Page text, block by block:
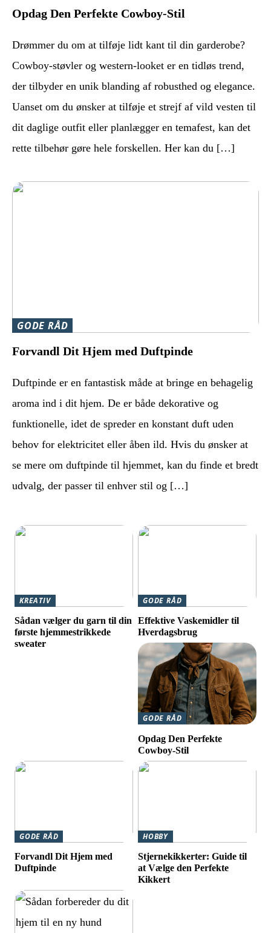
Opdag Den Perfekte Cowboy-Stil
Drømmer du om at tilføje lidt kant til din garderobe?
Cowboy-støvler og western-looket er en tidløs trend,
der tilbyder en unik blanding af robusthed og elegance.
Uanset om du ønsker at tilføje et strejf af vild vesten til
dit daglige outfit eller planlægger en temafest, kan det
rette tilbehør gøre hele forskellen. Her kan du […]
GODE RÅD
Forvandl Dit Hjem med Duftpinde
Duftpinde er en fantastisk måde at bringe en behagelig
aroma ind i dit hjem. De er både dekorative og
funktionelle, idet de spreder en konstant duft uden
behov for elektricitet eller åben ild. Hvis du ønsker at
se mere om duftpinde til hjemmet, kan du finde et bredt
udvalg, der passer til enhver stil og […]
KREATIV
Sådan vælger du garn til din
første hjemmestrikkede
sweater
GODE RÅD
Effektive Vaskemidler til
Hverdagsbrug
GODE RÅD
Opdag Den Perfekte
Cowboy-Stil
GODE RÅD
Forvandl Dit Hjem med
Duftpinde
HOBBY
Stjernekikkerter: Guide til
at Vælge den Perfekte
Kikkert